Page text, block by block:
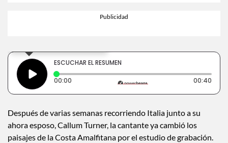
ESCUCHAR EL RESUMEN
00:00 Tiempo transcurrido: 0 segundos 00:40
Después de varias semanas recorriendo Italia junto a su
ahora esposo, Callum Turner, la cantante ya cambió los
paisajes de la Costa Amalfitana por el estudio de grabación.